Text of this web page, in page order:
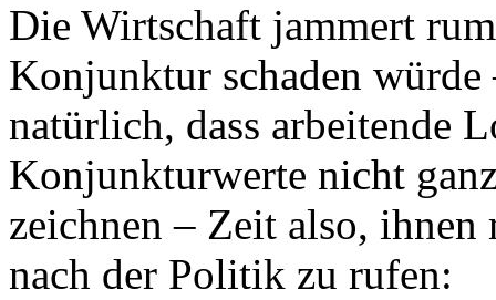
Die Wirtschaft jammert
Konjunktur schaden
natürlich, dass arbeitende
Konjunkturwerte nicht
zeichnen – Zeit also, ihnen
nach der Politik zu rufen: